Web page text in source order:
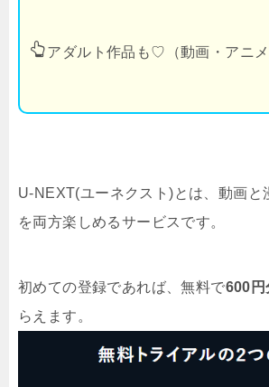
アダルト作品も♡（動画・アニメ
U-NEXT(ユーネクスト)とは、動画と
を両方楽しめるサービスです。
初めての登録であれば、無料で600円
らえます。